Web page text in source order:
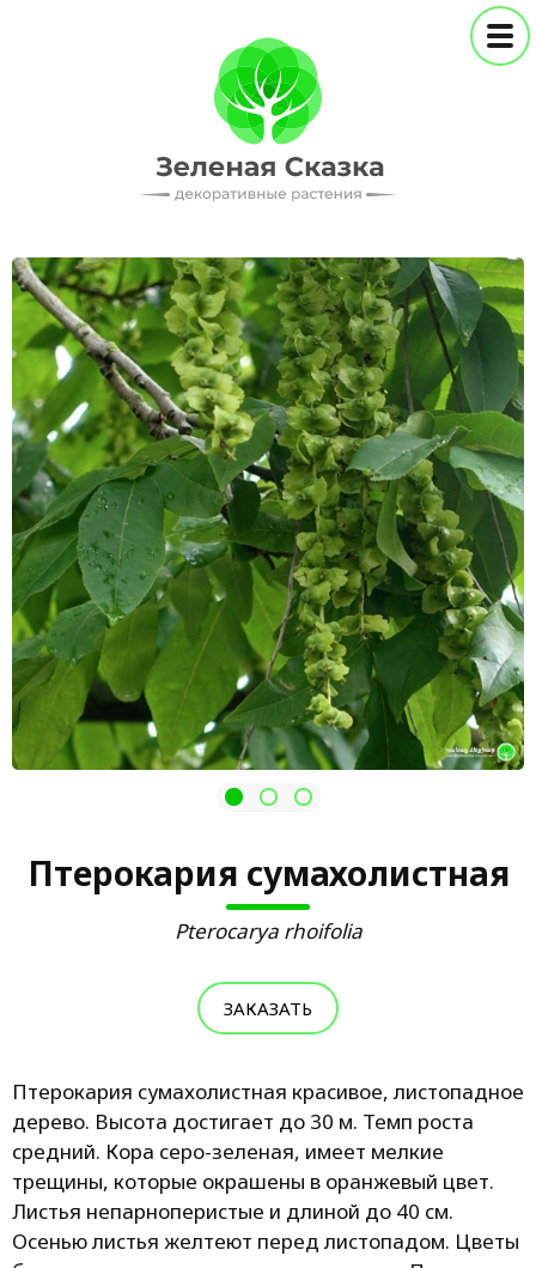
Птерокария сумахолистная
Pterocarya rhoifolia
ЗАКАЗАТЬ
Птерокария сумахолистная красивое, листопадное
дерево. Высота достигает до 30 м. Темп роста
средний. Кора серо-зеленая, имеет мелкие
трещины, которые окрашены в оранжевый цвет.
Листья непарноперистые и длиной до 40 см.
Осенью листья желтеют перед листопадом. Цветы